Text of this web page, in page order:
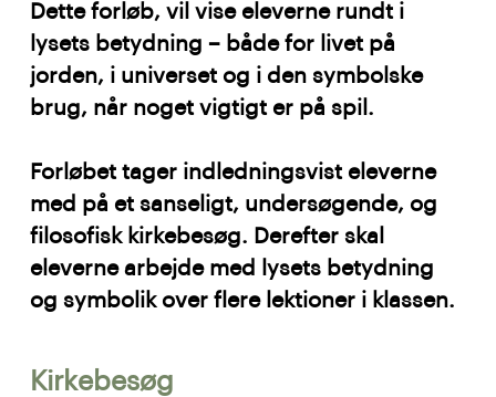
Dette forløb, vil vise eleverne rundt i
lysets betydning – både for livet på
jorden, i universet og i den symbolske
brug, når noget vigtigt er på spil.
Forløbet tager indledningsvist eleverne
med på et sanseligt, undersøgende, og
filosofisk kirkebesøg. Derefter skal
eleverne arbejde med lysets betydning
og symbolik over flere lektioner i klassen.
Kirkebesøg